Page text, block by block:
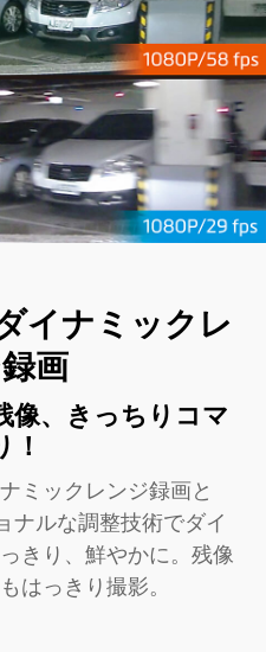
イナミックレ
画
像、きっちりコマ
！
ミックレンジ録画と
ナルな調整技術でダイ
きり、鮮やかに。残像
はっきり撮影。